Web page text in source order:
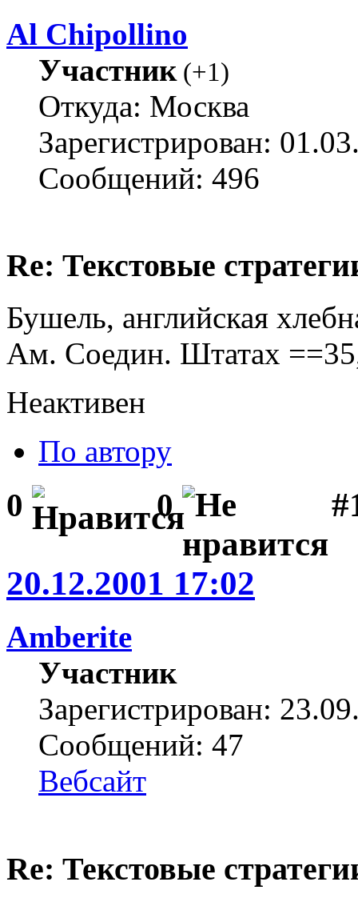
Al Chipollino
Участник(+1)
Откуда: Москва
Зарегистрирован:
Сообщений: 496
Re: Текстовые
Бушель, английская
Ам. Соедин. Штатах
Неактивен
По автору
0 0
20.12.2001 17:02
Amberite
Участник
Зарегистрирован:
Сообщений: 47
Вебсайт
Re: Текстовые